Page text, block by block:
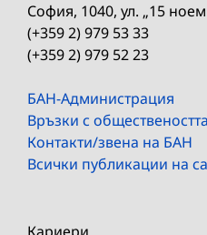
София, 1040, ул. „15
(+359 2) 979 53 33
(+359 2) 979 52 23
БАН-Администрация
Връзки с обществеността
Контакти/звена на БАН
Всички публикации на